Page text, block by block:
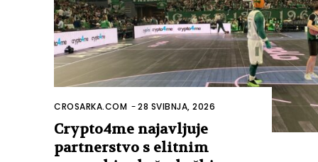
CROSARKA.COM -28 SVIBNJA, 2026
Crypto4me najavljuje
partnerstvo s elitnim